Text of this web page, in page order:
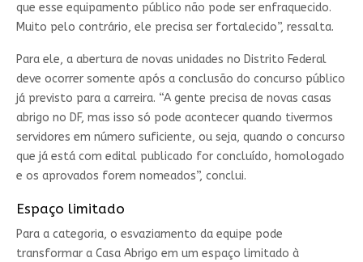
que esse equipamento público não pode ser enfraquecido.
Muito pelo contrário, ele precisa ser fortalecido”, ressalta.
Para ele, a abertura de novas unidades no Distrito Federal
deve ocorrer somente após a conclusão do concurso público
já previsto para a carreira. “A gente precisa de novas casas
abrigo no DF, mas isso só pode acontecer quando tivermos
servidores em número suficiente, ou seja, quando o concurso
que já está com edital publicado for concluído, homologado
e os aprovados forem nomeados”, conclui.
Espaço limitado
Para a categoria, o esvaziamento da equipe pode
transformar a Casa Abrigo em um espaço limitado à